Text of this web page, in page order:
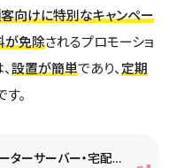
向けに特別なキャンペー
が免除されるプロモーショ
設置が簡単であり、 定期
。
業界最安値！ウォーターサーバー・宅配水のワンウェイウォーター【公式】